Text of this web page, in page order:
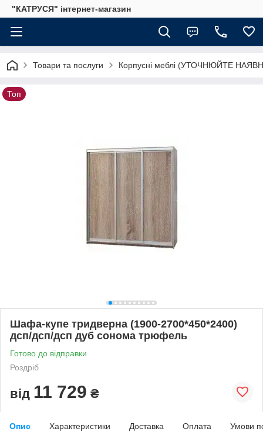
"КАТРУСЯ" інтернет-магазин
Товари та послуги Корпусні меблі (УТОЧНЮЙТЕ
Топ
Шафа-купе тридверна (1900-2700*450*2400)
дсп/дсп/дсп дуб сонома трюфель
Готово до відправки
Роздріб
від 11 729 ₴
Опис Характеристики Доставка Оплата Умови